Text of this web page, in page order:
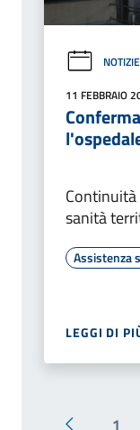
NOTIZIE
11 FEBBRAIO
sanità
Assistenza
LEGGI DI
1